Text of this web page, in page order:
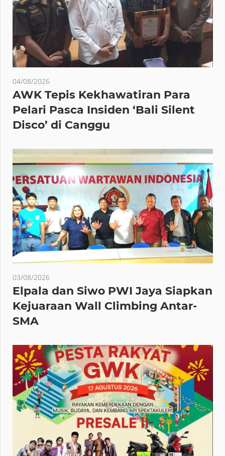
04/08/2026
AWK Tepis Kekhawatiran Para
Pelari Pasca Insiden ‘Bali Silent
Disco’ di Canggu
03/08/2026
Elpala dan Siwo PWI Jaya Siapkan
Kejuaraan Wall Climbing Antar-
SMA